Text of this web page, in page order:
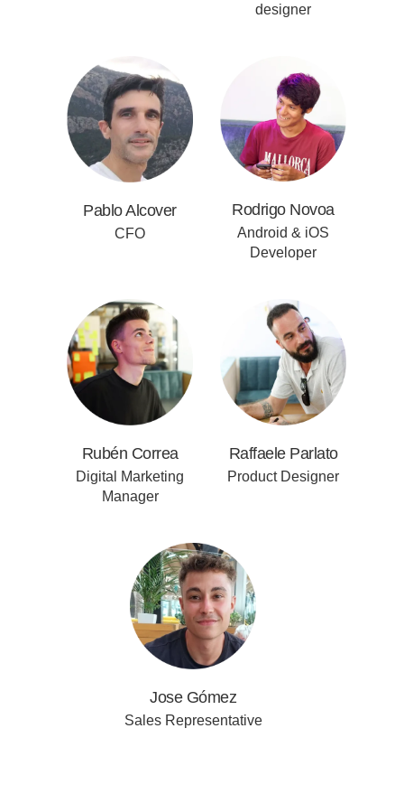
designer
Pablo Alcover
CFO
Rodrigo Novoa
Android & iOS
Developer
Rubén Correa
Digital Marketing
Manager
Raffaele Parlato
Product Designer
Jose Gómez
Sales Representative